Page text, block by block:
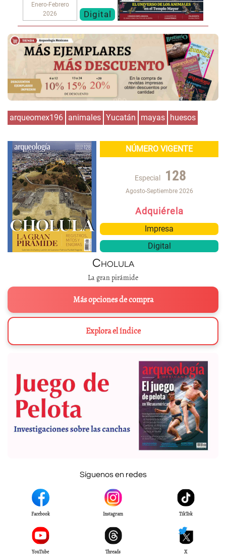
Enero-Febrero
2026
Digital
arqueomex196 animales Yucatán mayas huesos
NÚMERO VIGENTE
Especial 128
Agosto-Septiembre 2026
Adquiérela
Impresa
Digital
Cholula
La gran pirámide
Más opciones de compra
Explora el índice
Síguenos en redes
Facebook Instagram TikTok
YouTube Threads X